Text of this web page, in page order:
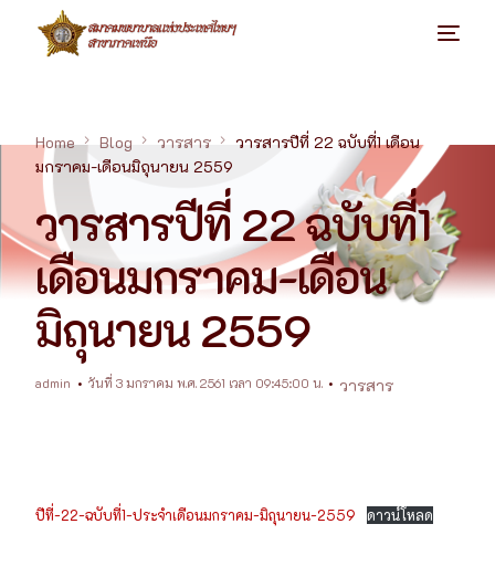
Home Blog วารสาร
วารสารปีที่ 22 ฉบับที่1 เดือน
มกราคม-เดือนมิถุนายน 2559
วารสารปีที่ 22 ฉบับที่1
เดือนมกราคม-เดือน
มิถุนายน 2559
admin วันที่ 3 มกราคม พ.ศ. 2561 เวลา 09:45:00 น. วารสาร
ปีที่-22-ฉบับที่1-ประจำเดือนมกราคม-มิถุนายน-2559 ดาวน์โหลด